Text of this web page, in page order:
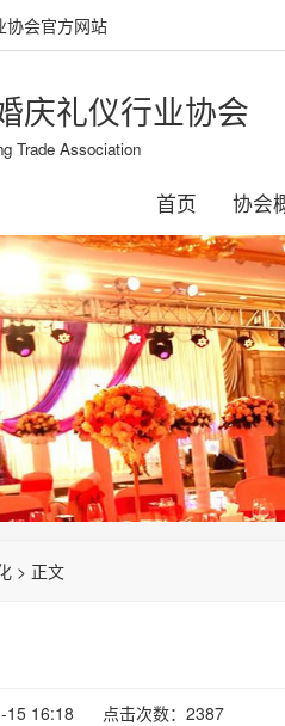
协会官方网站
庆礼仪行业协会
Trade Association
首页 协会
> 正文
15 16:18 点击次数：2387